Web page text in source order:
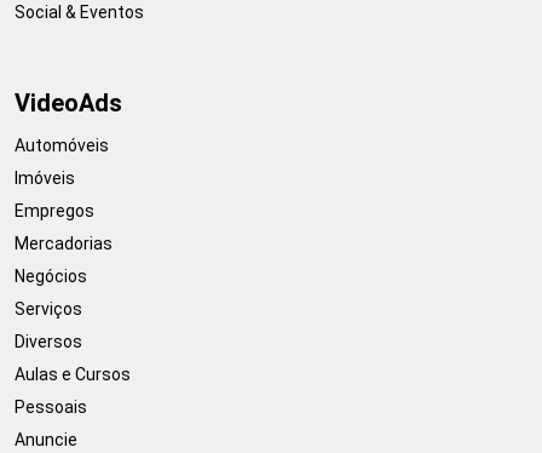
Social & Eventos
VideoAds
Automóveis
Imóveis
Empregos
Mercadorias
Negócios
Serviços
Diversos
Aulas e Cursos
Pessoais
Anuncie